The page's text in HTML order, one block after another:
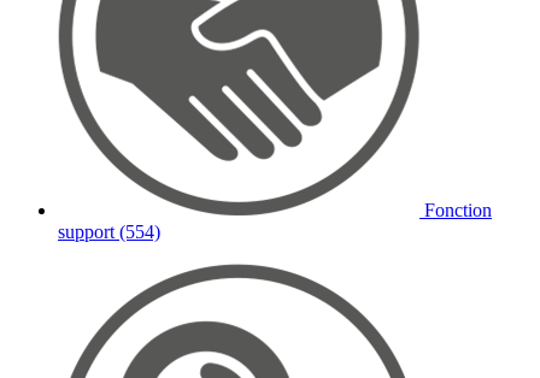
Fonction
support (554)